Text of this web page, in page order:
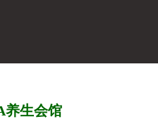
养生会馆